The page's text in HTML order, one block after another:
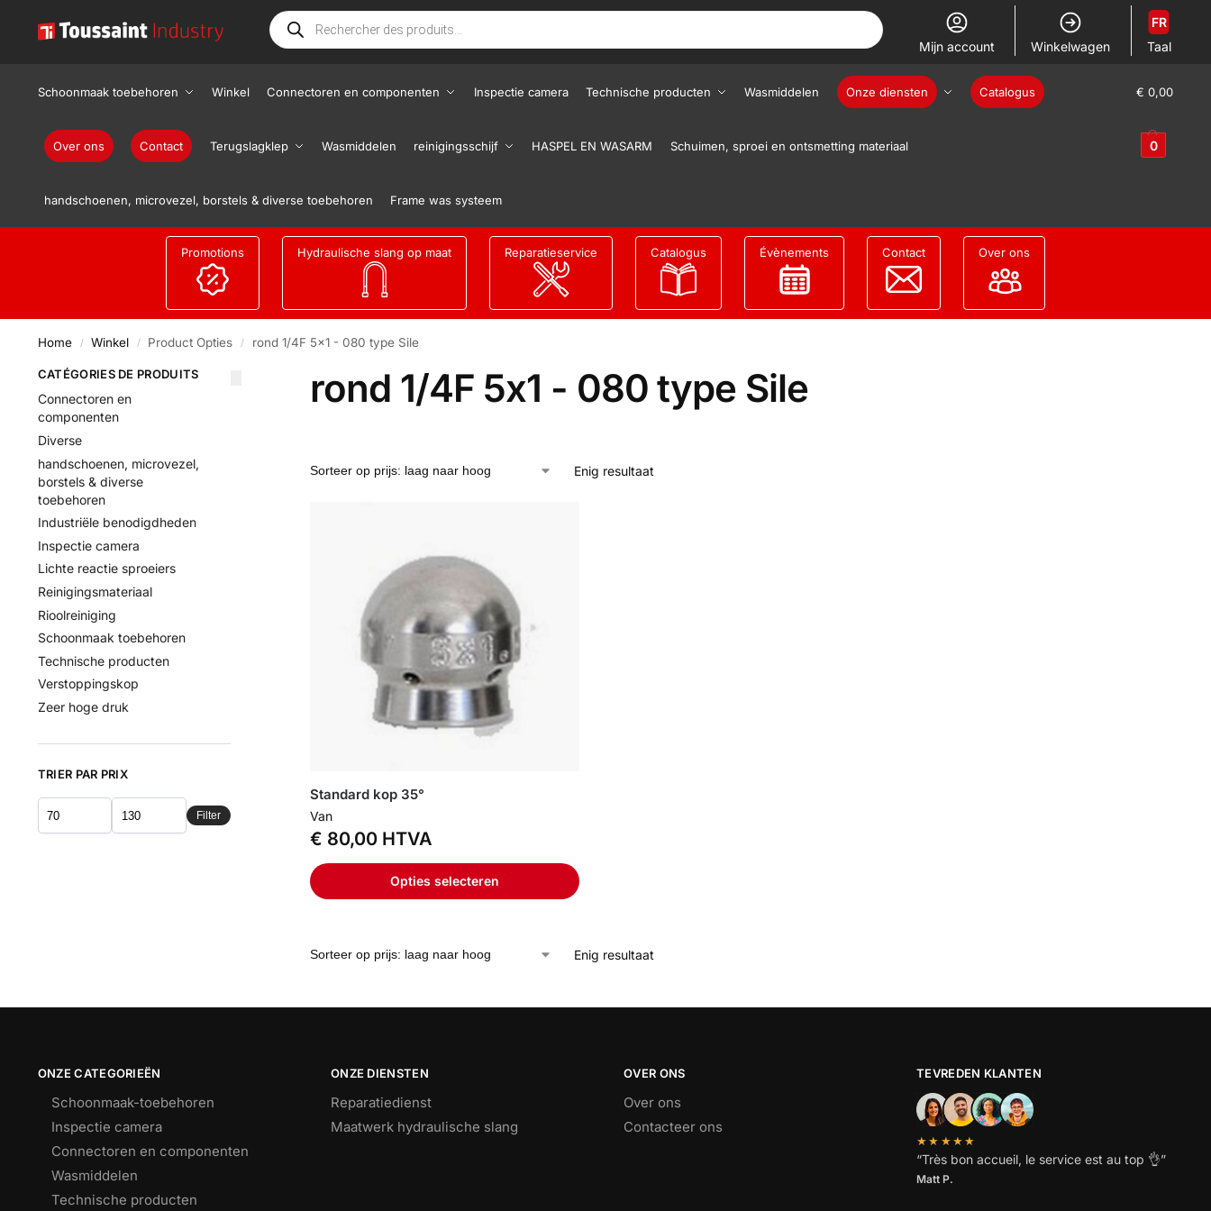
Mijn account Winkelwagen Taal
FR
Schoonmaak toebehoren Winkel Connectoren en componenten Inspectie camera Technische producten Wasmiddelen Onze diensten Catalogus
Over ons Contact Terugslagklep Wasmiddelen reinigingsschijf HASPEL EN WASARM Schuimen, sproei en ontsmetting materiaal
handschoenen, microvezel, borstels & diverse toebehoren Frame was systeem
€ 0,00
0
Promotions Hydraulische slang op maat Reparatieservice Catalogus Évènements Contact Over ons
Home / Winkel / Product Opties / rond 1/4F 5x1 - 080 type Sile
rond 1/4F 5x1 - 080 type Sile
Enig resultaat
Standard kop 35°
Van
€ 80,00 HTVA
Opties selecteren
Enig resultaat
CATÉGORIES DE PRODUITS
Connectoren en
componenten
Diverse
handschoenen, microvezel,
borstels & diverse
toebehoren
Industriële benodigdheden
Inspectie camera
Lichte reactie sproeiers
Reinigingsmateriaal
Rioolreiniging
Schoonmaak toebehoren
Technische producten
Verstoppingskop
Zeer hoge druk
TRIER PAR PRIX
Filter
ONZE CATEGORIEËN
Schoonmaak-toebehoren
Inspectie camera
Connectoren en componenten
Wasmiddelen
Technische producten
ONZE DIENSTEN
Reparatiedienst
Maatwerk hydraulische slang
OVER ONS
Over ons
Contacteer ons
TEVREDEN KLANTEN
★★★★★
“Très bon accueil, le service est au top 👌”
Matt P.